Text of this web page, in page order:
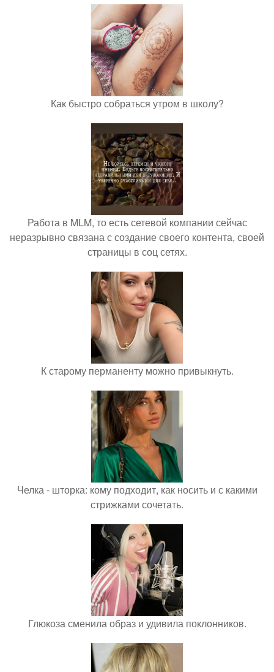
Как быстро собраться утром в школу?
Работа в MLM, то есть сетевой компании сейчас
неразрывно связана с создание своего контента, своей
страницы в соц сетях.
К старому перманенту можно привыкнуть.
Челка - шторка: кому подходит, как носить и с какими
стрижками сочетать.
Глюкоза сменила образ и удивила поклонников.